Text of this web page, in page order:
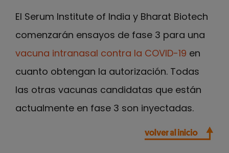
El Serum Institute of India y Bharat Biotech
comenzarán ensayos de fase 3 para una
vacuna intranasal contra la COVID-19 en
cuanto obtengan la autorización. Todas
las otras vacunas candidatas que están
actualmente en fase 3 son inyectadas.